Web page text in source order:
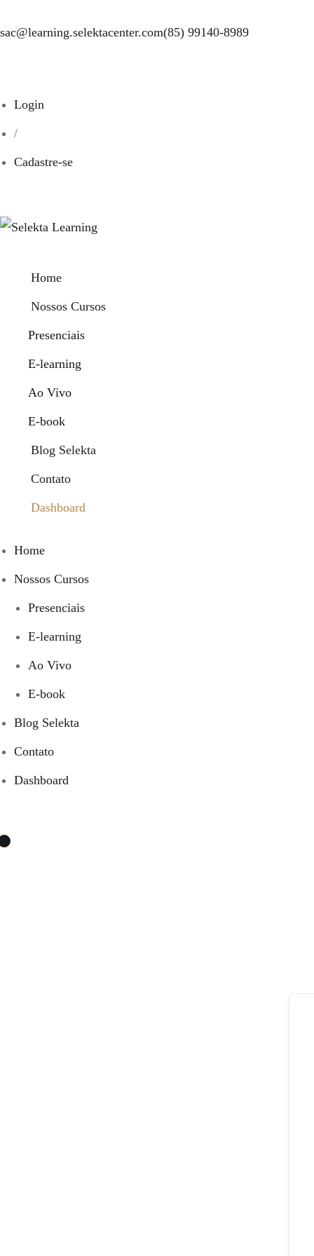
sac@learning.selektacenter.com(85) 99140-8989
Login
/
Cadastre-se
Home
Nossos Cursos
Presenciais
E-learning
Ao Vivo
E-book
Blog Selekta
Contato
Dashboard
Home
Nossos Cursos
Presenciais
E-learning
Ao Vivo
E-book
Blog Selekta
Contato
Dashboard
0